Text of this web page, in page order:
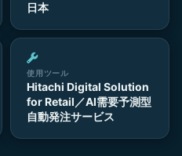
日本
使用ツール
Hitachi Digital Solution
for Retail／AI需要予測型
自動発注サービス